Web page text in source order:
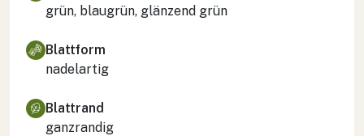
grün, blaugrün, glänzend grün
Blattform
nadelartig
Blattrand
ganzrandig